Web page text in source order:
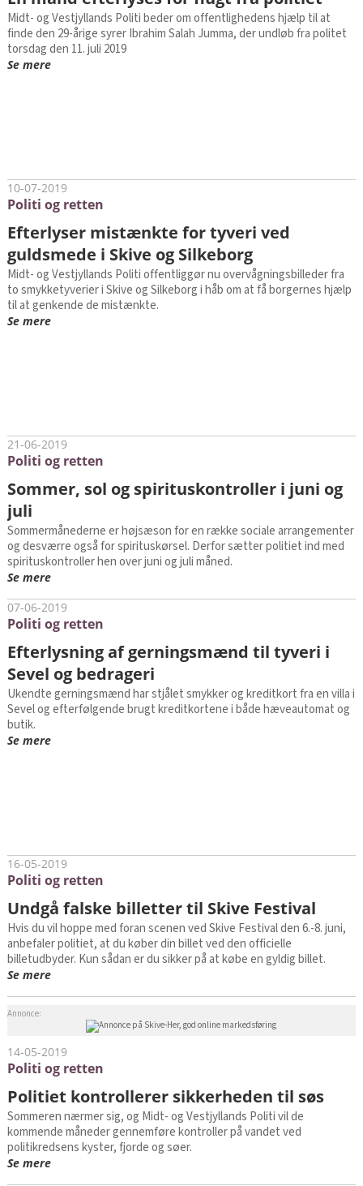
Midt- og Vestjyllands Politi beder om offentlighedens hjælp til at
finde den 29-årige syrer Ibrahim Salah Jumma, der undløb fra politet
torsdag den 11. juli 2019
Se mere
10-07-2019
Politi og retten
Efterlyser mistænkte for tyveri ved
guldsmede i Skive og Silkeborg
Midt- og Vestjyllands Politi offentliggør nu overvågningsbilleder fra
to smykketyverier i Skive og Silkeborg i håb om at få borgernes hjælp
til at genkende de mistænkte.
Se mere
21-06-2019
Politi og retten
Sommer, sol og spirituskontroller i juni og
juli
Sommermånederne er højsæson for en række sociale arrangementer
og desværre også for spirituskørsel. Derfor sætter politiet ind med
spirituskontroller hen over juni og juli måned.
Se mere
07-06-2019
Politi og retten
Efterlysning af gerningsmænd til tyveri i
Sevel og bedrageri
Ukendte gerningsmænd har stjålet smykker og kreditkort fra en villa i
Sevel og efterfølgende brugt kreditkortene i både hæveautomat og
butik.
Se mere
16-05-2019
Politi og retten
Undgå falske billetter til Skive Festival
Hvis du vil hoppe med foran scenen ved Skive Festival den 6.-8. juni,
anbefaler politiet, at du køber din billet ved den officielle
billetudbyder. Kun sådan er du sikker på at købe en gyldig billet.
Se mere
Annonce:
14-05-2019
Politi og retten
Politiet kontrollerer sikkerheden til søs
Sommeren nærmer sig, og Midt- og Vestjyllands Politi vil de
kommende måneder gennemføre kontroller på vandet ved
politikredsens kyster, fjorde og søer.
Se mere